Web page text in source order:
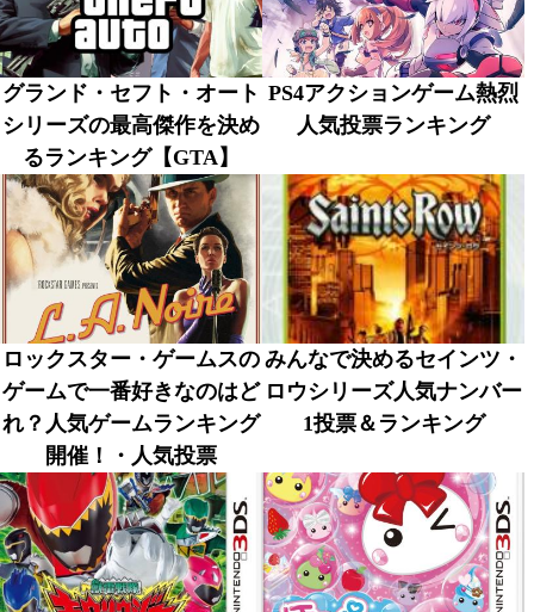
グランド・セフト・オート
シリーズの最高傑作を決め
るランキング【GTA】
PS4アクションゲーム熱烈
人気投票ランキング
ロックスター・ゲームスの
ゲームで一番好きなのはど
れ？人気ゲームランキング
開催！・人気投票
みんなで決めるセインツ・
ロウシリーズ人気ナンバー
1投票＆ランキング